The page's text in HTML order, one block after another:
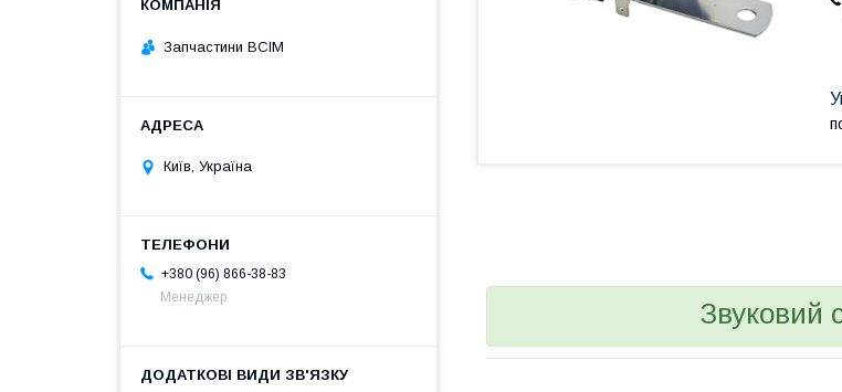
Звуковий
Запчастини ВСІМ
Київ, Україна
+380 (96) 866-38-83
Менеджер